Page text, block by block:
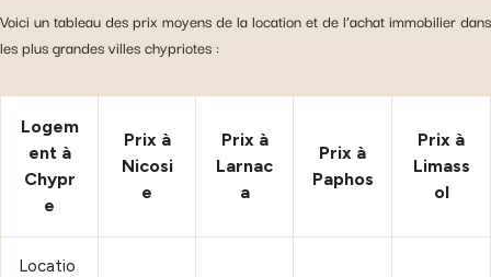
Voici un tableau des prix moyens de la location et de l’achat immobilier dans
les plus grandes villes chypriotes :
Logem
ent à
Chypr
e
Prix à
Nicosi
e
Prix à
Larnac
a
Prix à
Paphos
Prix à
Limass
ol
Locatio